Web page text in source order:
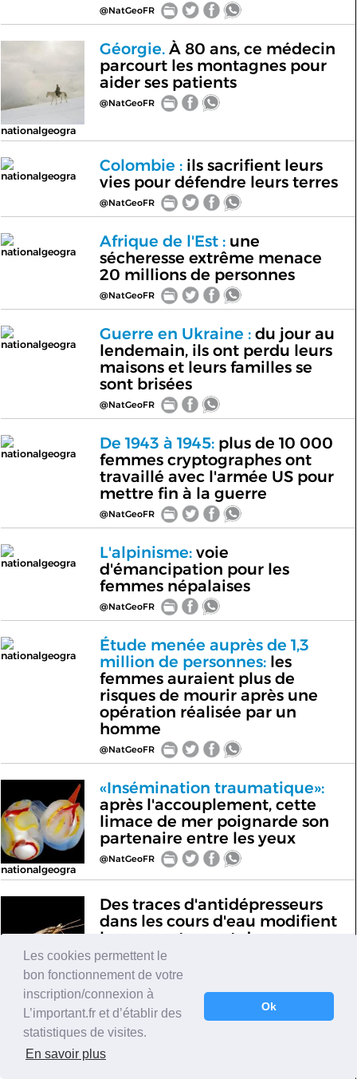
@NatGeoFR
nationalgeogra
Géorgie.À 80 ans, ce médecin
parcourt les montagnes pour
aider ses patients
@NatGeoFR
nationalgeogra
Colombie :ils sacrifient leurs
vies pour défendre leurs terres
@NatGeoFR
nationalgeogra
Afrique de l'Est :une
sécheresse extrême menace
20 millions de personnes
@NatGeoFR
nationalgeogra
Guerre en Ukraine :du jour au
lendemain, ils ont perdu leurs
maisons et leurs familles se
sont brisées
@NatGeoFR
nationalgeogra
De 1943 à 1945:plus de 10 000
femmes cryptographes ont
travaillé avec l'armée US pour
mettre fin à la guerre
@NatGeoFR
nationalgeogra
L'alpinisme:voie
d'émancipation pour les
femmes népalaises
@NatGeoFR
nationalgeogra
Étude menée auprès de 1,3
million de personnes:les
femmes auraient plus de
risques de mourir après une
opération réalisée par un
homme
@NatGeoFR
nationalgeogra
«Insémination traumatique»:
après l'accouplement, cette
limace de mer poignarde son
partenaire entre les yeux
@NatGeoFR
nationalgeogra
Des traces d'antidépresseurs
dans les cours d'eau modifient
le comportement des
écrevisses
@NatGeoFR
nationalgeogra
RDC:il viole sa femme devant
ses enfants puis les chasse de
la maison
Les cookies permettent le
bon fonctionnement de votre
inscription/connexion à
L’important.fr et d’établir des
statistiques de visites.
En savoir plus
Ok